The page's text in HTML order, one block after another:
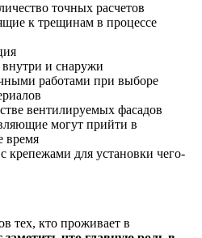
точных расчетов
к трещинам в процессе
внутри и снаружи
работами при выборе
вентилируемых фасадов
могут прийти в
время
для установки чего-
тех, кто проживает в